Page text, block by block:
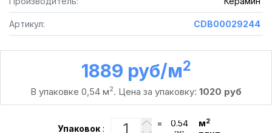
Артикул: CDB00029244
1889 руб /м2
В упаковке 0,54 м2. Цена за упаковку: 1020 руб
Упаковок :
= м2